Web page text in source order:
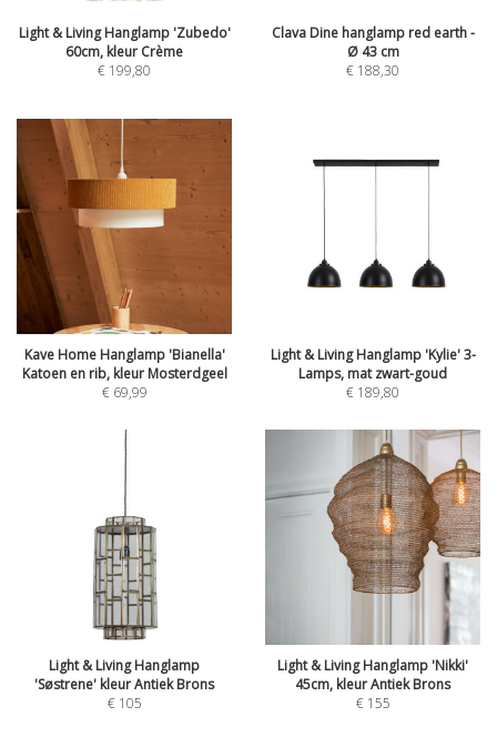
Light & Living Hanglamp 'Zubedo'
60cm, kleur Crème
€ 199,80
Clava Dine hanglamp red earth -
Ø 43 cm
€ 188,30
Kave Home Hanglamp 'Bianella'
Katoen en rib, kleur Mosterdgeel
€ 69,99
Light & Living Hanglamp 'Kylie' 3-
Lamps, mat zwart-goud
€ 189,80
Light & Living Hanglamp
'Søstrene' kleur Antiek Brons
€ 105
Light & Living Hanglamp 'Nikki'
45cm, kleur Antiek Brons
€ 155